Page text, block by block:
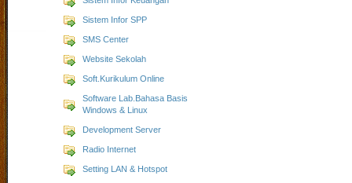
Sistem Infor SPP
SMS Center
Website Sekolah
Soft.Kurikulum Online
Software Lab.Bahasa Basis
Windows & Linux
Development Server
Radio Internet
Setting LAN & Hotspot